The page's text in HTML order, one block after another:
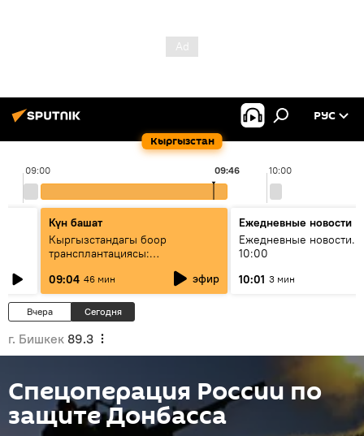
Кыргызстан
РУС
09:00 10:00
09:46
Күн башат
Кыргызстандагы боор
трансплантациясы:
жетишкендиктер жана өнүгүү
келечеги
09:04 46 мин эфир
Ежедневные новости
Ежедневные новости.
10:00
10:01 3 мин
Вчера Сегодня
г. Бишкек 89.3
Спецоперация России по
защите Донбасса